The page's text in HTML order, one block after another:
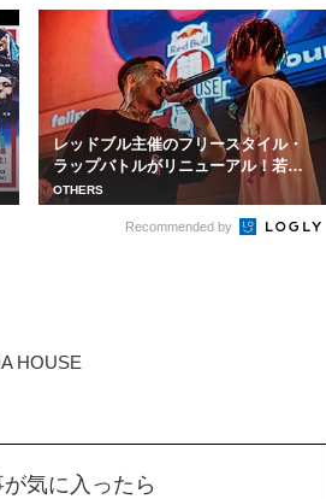
レッドブル主催のフリースタイル・
ラップバトルがリニューアル！若き
MCが才能を見せ...
OTHERS
Recommended by
HOUSE
気に入ったら